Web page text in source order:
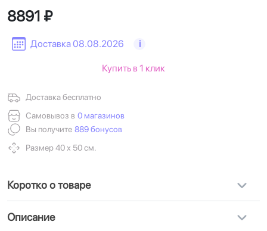
Доставка 08.08.2026 i
8891 ₽
Доставка бесплатно
Самовывоз в 0 магазинов
Вы получите 889 бонусов
Размер 40 х 50 см.
Купить в 1 клик
Коротко о товаре
Описание